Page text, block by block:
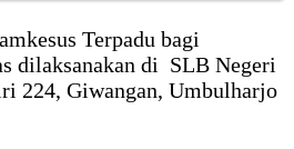
Terpadu bagi
dilaksanakan di SLB Negeri
224, Giwangan, Umbulharjo